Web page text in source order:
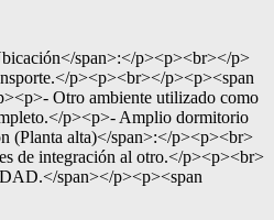
span>:</p><p><br></p>
p><p><br></p><p><span
Otro ambiente utilizado como
p><p>- Amplio dormitorio
(Planta alta)</span>:</p><p><br>
de integración al otro.</p><p><br>
span></p><p><span